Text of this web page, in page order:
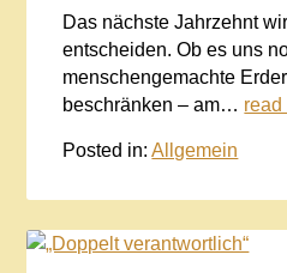
Das nächste Jahrzehnt
entscheiden. Ob es uns
menschengemachte
beschränken – am… read
Posted in:Allgemein